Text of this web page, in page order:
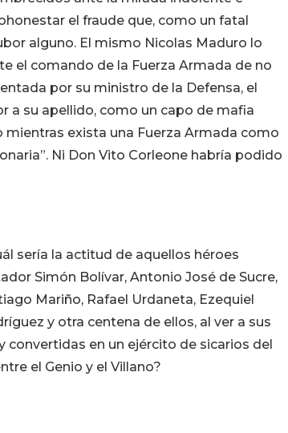
el fraude que, como un fatal
alguno. El mismo Nicolas Maduro lo
el comando de la Fuerza Armada de no
por su ministro de la Defensa, el
a su apellido, como un capo de mafia
exista una Fuerza Armada como
Ni Don Vito Corleone habría podido
sería la actitud de aquellos héroes
Simón Bolívar, Antonio José de Sucre,
Mariño, Rafael Urdaneta, Ezequiel
y otra centena de ellos, al ver a sus
convertidas en un ejército de sicarios del
el Genio y el Villano?